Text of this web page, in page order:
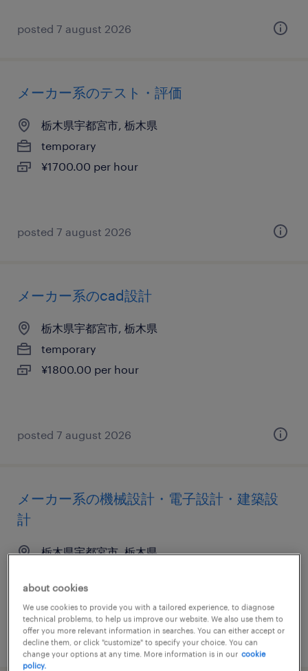
posted 7 august 2026
メーカー系のテスト・評価
栃木県宇都宮市, 栃木県
temporary
¥1700.00 per hour
posted 7 august 2026
メーカー系のcad設計
栃木県宇都宮市, 栃木県
temporary
¥1800.00 per hour
posted 7 august 2026
メーカー系の機械設計・電子設計・建築設
計
栃木県宇都宮市, 栃木県
¥2200.00 per hour
posted 7 august 2026
about cookies
We use cookies to provide you with a tailored experience, to diagnose
technical problems, to help us improve our website. We also use them to
offer you more relevant information in searches. You can either accept or
decline them, or click "customize" to specify your choice. You can
change your options at any time. More information is in our cookie
policy.